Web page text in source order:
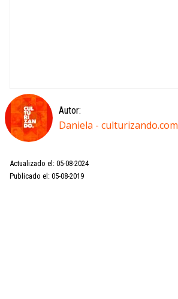
Autor:
Daniela - culturizando.com
Actualizado el: 05-08-2024
Publicado el: 05-08-2019